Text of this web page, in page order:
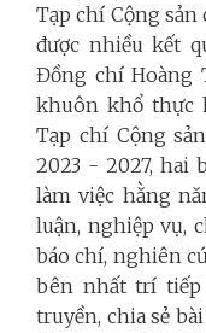
Tạp chí Cộng
được nhiều kết
Đồng chí Hoàng
khuôn khổ thực
Tạp chí Cộng
2023 - 2027, hai
làm việc hằng
luận, nghiệp vụ,
báo chí, nghiên
bên nhất trí tiếp
truyền, chia sẻ